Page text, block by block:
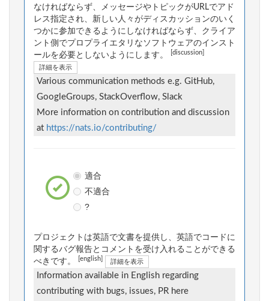
なければならず、メッセージやトピックがURLでアド
レス指定され、新しい人々がディスカッションのいく
つかに参加できるようにしなければならず、クライア
ント側でプロプライエタリなソフトウェアのインスト
ールを必要としないようにします。
[discussion]
詳細を表示
Various communication methods e.g. GitHub,
GoogleGroups, StackOverflow, Slack
More information on contribution and discussion
at https://nats.io/contributing/
適合
不適合
?
プロジェクトは英語で文書を提供し、英語でコードに
関するバグ報告とコメントを受け入れることができる
べきです。
[english] 詳細を表示
Information available in English regarding
contributing with bugs, issues, PR here